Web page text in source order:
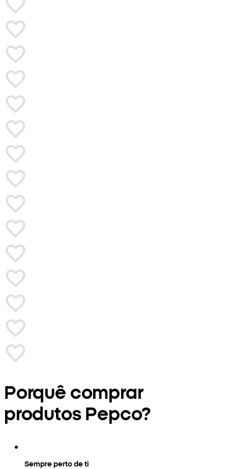
Porquê comprar
produtos Pepco?
Sempre perto de ti